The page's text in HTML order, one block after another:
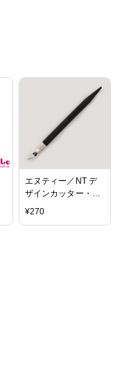
エヌティー／NT デ
ザインカッター・デ
ザインナイフ （D-
¥270